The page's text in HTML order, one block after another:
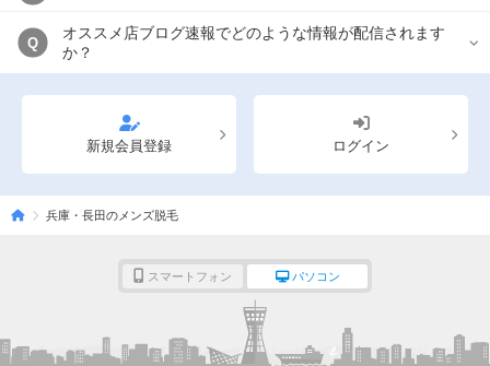
Q
オススメ店ブログ速報でどのような情報が配信されます
か？
新規会員登録 ログイン
兵庫・長田のメンズ脱毛
スマートフォン パソコン